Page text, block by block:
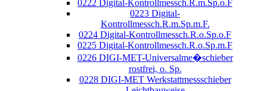
0222 Digital-Kontrollmessch.R.m.Sp.o.F
0223 Digital-
Kontrollmessch.R.m.Sp.m.F.
0224 Digital-Kontrollmessch.R.o.Sp.o.F
0225 Digital-Kontrollmessch.R.o.Sp.m.F
0226 DIGI-MET-Universalme�schieber
rostfrei, o. Sp.
0228 DIGI-MET Werkstattmessschieber